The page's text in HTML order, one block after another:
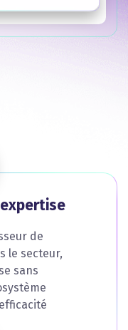
de
le secteur,
sans